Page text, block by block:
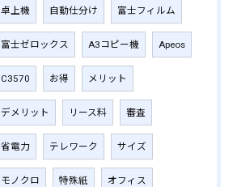
卓上機 自動仕分け 富士フィルム
富士ゼロックス A3コピー機 Apeos
C3570 お得 メリット
デメリット リース料 審査
省電力 テレワーク サイズ
モノクロ 特殊紙 オフィス